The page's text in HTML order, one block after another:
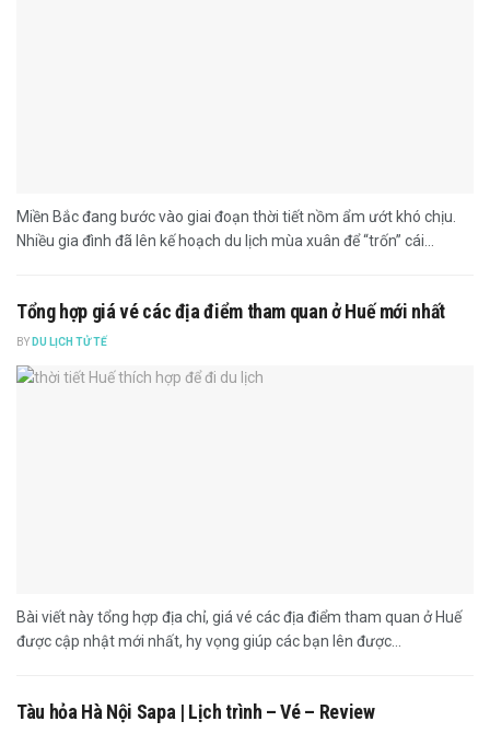
Miền Bắc đang bước vào giai đoạn thời tiết nồm ẩm ướt khó chịu.
Nhiều gia đình đã lên kế hoạch du lịch mùa xuân để “trốn” cái...
Tổng hợp giá vé các địa điểm tham quan ở Huế mới nhất
BY DU LỊCH TỬ TẾ
Bài viết này tổng hợp địa chỉ, giá vé các địa điểm tham quan ở Huế
được cập nhật mới nhất, hy vọng giúp các bạn lên được...
Tàu hỏa Hà Nội Sapa | Lịch trình – Vé – Review